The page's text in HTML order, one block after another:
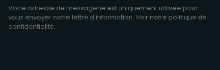
Votre adresse de messagerie est uniquement utilisée pour
vous envoyer notre lettre d'information. Voir notre politique de
confidentialité.